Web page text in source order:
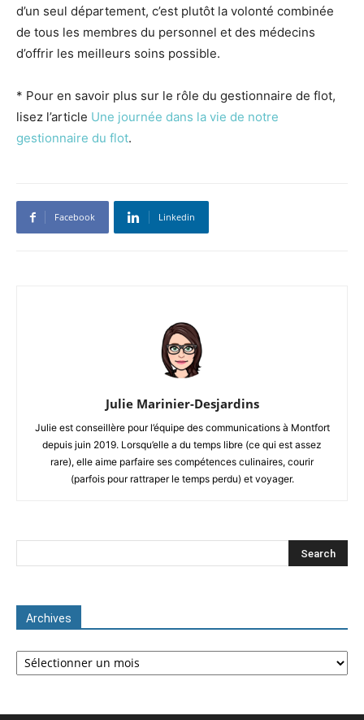
d’un seul département, c’est plutôt la volonté combinée
de tous les membres du personnel et des médecins
d’offrir les meilleurs soins possible.
* Pour en savoir plus sur le rôle du gestionnaire de flot,
lisez l’article Une journée dans la vie de notre
gestionnaire du flot.
Facebook Linkedin
Julie Marinier-Desjardins
Julie est conseillère pour l’équipe des communications à Montfort
depuis juin 2019. Lorsqu’elle a du temps libre (ce qui est assez
rare), elle aime parfaire ses compétences culinaires, courir
(parfois pour rattraper le temps perdu) et voyager.
Archives
Archives